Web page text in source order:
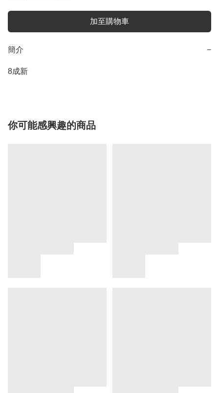
加至購物車
簡介 −
8成新
你可能感興趣的商品